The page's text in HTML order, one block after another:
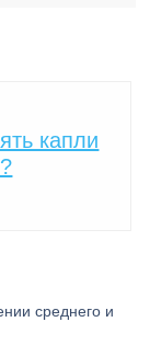
капли
среднего и